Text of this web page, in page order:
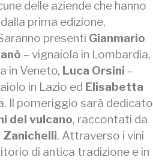
delle aziende che hanno
prima edizione,
presenti Gianmario
– vignaiola in Lombardia,
in Veneto, Luca Orsini –
in Lazio ed Elisabetta
Il pomeriggio sarà dedicato
del vulcano, raccontati da
Zanichelli. Attraverso i vini
di antica tradizione e in